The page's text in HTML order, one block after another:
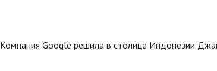
Компания Google решила в столице Индонезии